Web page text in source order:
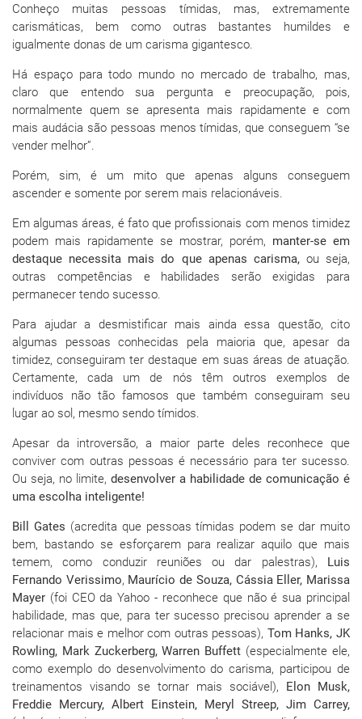
Conheço muitas pessoas tímidas, mas, extremamente
carismáticas, bem como outras bastantes humildes e
igualmente donas de um carisma gigantesco.
Há espaço para todo mundo no mercado de trabalho, mas,
claro que entendo sua pergunta e preocupação, pois,
normalmente quem se apresenta mais rapidamente e com
mais audácia são pessoas menos tímidas, que conseguem “se
vender melhor”.
Porém, sim, é um mito que apenas alguns conseguem
ascender e somente por serem mais relacionáveis.
Em algumas áreas, é fato que profissionais com menos timidez
podem mais rapidamente se mostrar, porém, manter-se em
destaque necessita mais do que apenas carisma,ou seja,
outras competências e habilidades serão exigidas para
permanecer tendo sucesso.
Para ajudar a desmistificar mais ainda essa questão, cito
algumas pessoas conhecidas pela maioria que, apesar da
timidez, conseguiram ter destaque em suas áreas de atuação.
Certamente, cada um de nós têm outros exemplos de
indivíduos não tão famosos que também conseguiram seu
lugar ao sol, mesmo sendo tímidos.
Apesar da introversão, a maior parte deles reconhece que
conviver com outras pessoas é necessário para ter sucesso.
Ou seja, no limite, desenvolver a habilidade de comunicação é
uma escolha inteligente!
Bill Gates (acredita que pessoas tímidas podem se dar muito
bem, bastando se esforçarem para realizar aquilo que mais
temem, como conduzir reuniões ou dar palestras), Luis
Fernando Verissimo, Maurício de Souza, Cássia Eller, Marissa
Mayer (foi CEO da Yahoo - reconhece que não é sua principal
habilidade, mas que, para ter sucesso precisou aprender a se
relacionar mais e melhor com outras pessoas), Tom Hanks, JK
Rowling, Mark Zuckerberg, Warren Buffett (especialmente ele,
como exemplo do desenvolvimento do carisma, participou de
treinamentos visando se tornar mais sociável), Elon Musk,
Freddie Mercury, Albert Einstein, Meryl Streep, Jim Carrey,